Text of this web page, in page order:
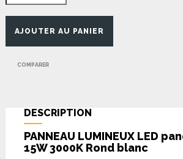
AJOUTER AU PANIER
COMPARER
DESCRIPTION
PANNEAU LUMINEUX LED
15W 3000K Rond blanc